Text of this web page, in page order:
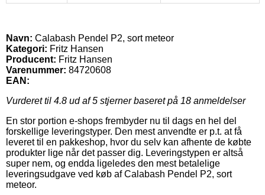
Navn: Calabash Pendel P2, sort meteor
Kategori: Fritz Hansen
Producent: Fritz Hansen
Varenummer: 84720608
EAN:
Vurderet til 4.8 ud af 5 stjerner baseret på 18 anmeldelser
En stor portion e-shops frembyder nu til dags en hel del
forskellige leveringstyper. Den mest anvendte er p.t. at få
leveret til en pakkeshop, hvor du selv kan afhente de købte
produkter lige når det passer dig. Leveringstypen er altså
super nem, og endda ligeledes den mest betalelige
leveringsudgave ved køb af Calabash Pendel P2, sort
meteor.